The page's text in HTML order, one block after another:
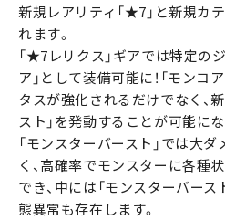
新規レアリティ「★7」と新規カ
れます。
「★7レリクス」ギアでは特定の
ア」として装備可能に！「モンコ
タスが強化されるだけでなく、
スト」を発動することが可能にな
「モンスターバースト」では大
く、高確率でモンスターに各種
でき、中には「モンスターバー
態異常も存在します。